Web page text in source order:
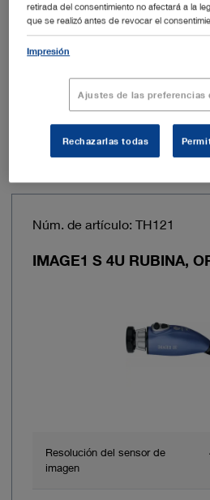
Tensión de trabajo
Añadir al
Núm. de artículo: TH121
IMAGE1 S 4U RUBINA,
Resolución del sensor de
imagen
retirada del consentimiento no afectará a la
que se realizó antes de revocar el
Impresión
Ajustes de las preferencias
Rechazarlas todas